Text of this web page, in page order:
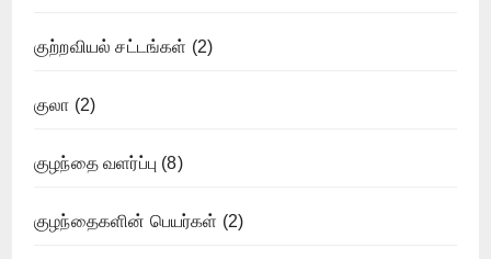
குற்றவியல் சட்டங்கள் (2)
குலா (2)
குழந்தை வளர்ப்பு (8)
குழந்தைகளின் பெயர்கள் (2)